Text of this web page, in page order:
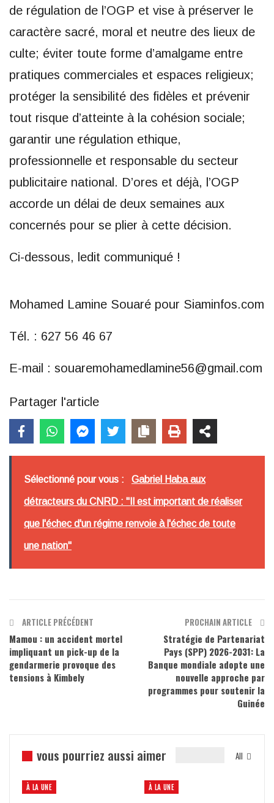
de régulation de l’OGP et vise à préserver le
caractère sacré, moral et neutre des lieux de
culte; éviter toute forme d’amalgame entre
pratiques commerciales et espaces religieux;
protéger la sensibilité des fidèles et prévenir
tout risque d’atteinte à la cohésion sociale;
garantir une régulation ethique,
professionnelle et responsable du secteur
publicitaire national. D’ores et déjà, l’OGP
accorde un délai de deux semaines aux
concernés pour se plier à cette décision.
Ci-dessous, ledit communiqué !
Mohamed Lamine Souaré pour Siaminfos.com
Tél. : 627 56 46 67
E-mail : souaremohamedlamine56@gmail.com
Partager l'article
Sélectionné pour vous : Gabriel Haba aux
détracteurs du CNRD : "Il est important de réaliser
que l'échec d'un régime renvoie à l'échec de toute
une nation"
ARTICLE PRÉCÉDENT
Mamou : un accident mortel
impliquant un pick-up de la
gendarmerie provoque des
tensions à Kimbely
PROCHAIN ARTICLE
Stratégie de Partenariat
Pays (SPP) 2026-2031: La
Banque mondiale adopte une
nouvelle approche par
programmes pour soutenir la
Guinée
All
vous pourriez aussi aimer
À LA UNE À LA UNE